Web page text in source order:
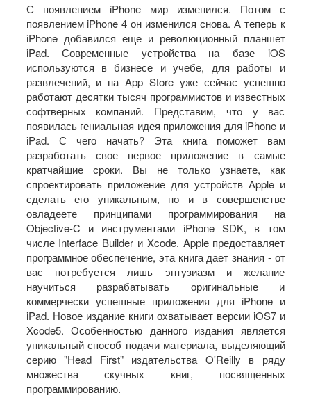
С появлением iPhone мир изменился. Потом с
появлением iPhone 4 он изменился снова. А теперь к
iPhone добавился еще и революционный планшет
iPad. Современные устройства на базе iOS
используются в бизнесе и учебе, для работы и
развлечений, и на App Store уже сейчас успешно
работают десятки тысяч программистов и известных
софтверных компаний. Представим, что у вас
появилась гениальная идея приложения для iPhone и
iPad. С чего начать? Эта книга поможет вам
разработать свое первое приложение в самые
кратчайшие сроки. Вы не только узнаете, как
спроектировать приложение для устройств Apple и
сделать его уникальным, но и в совершенстве
овладеете принципами программирования на
Objective-C и инструментами iPhone SDK, в том
числе Interface Builder и Xcode. Apple предоставляет
программное обеспечение, эта книга дает знания - от
вас потребуется лишь энтузиазм и желание
научиться разрабатывать оригинальные и
коммерчески успешные приложения для iPhone и
iPad. Новое издание книги охватывает версии iOS7 и
Xcode5. Особенностью данного издания является
уникальный способ подачи материала, выделяющий
серию "Head First" издательства O'Reilly в ряду
множества скучных книг, посвященных
программированию.